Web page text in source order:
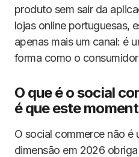
produto sem sair da
lojas online portuguesas,
apenas mais um canal: é
forma como o
O que é o social
é que este
O social commerce não é
dimensão em 2026